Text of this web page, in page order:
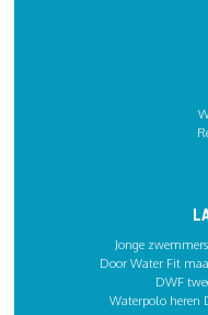
Jonge
Door Water Fit
DWF
Waterpolo heren